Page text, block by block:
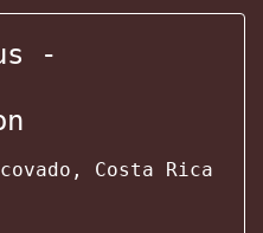
-
Costa Rica